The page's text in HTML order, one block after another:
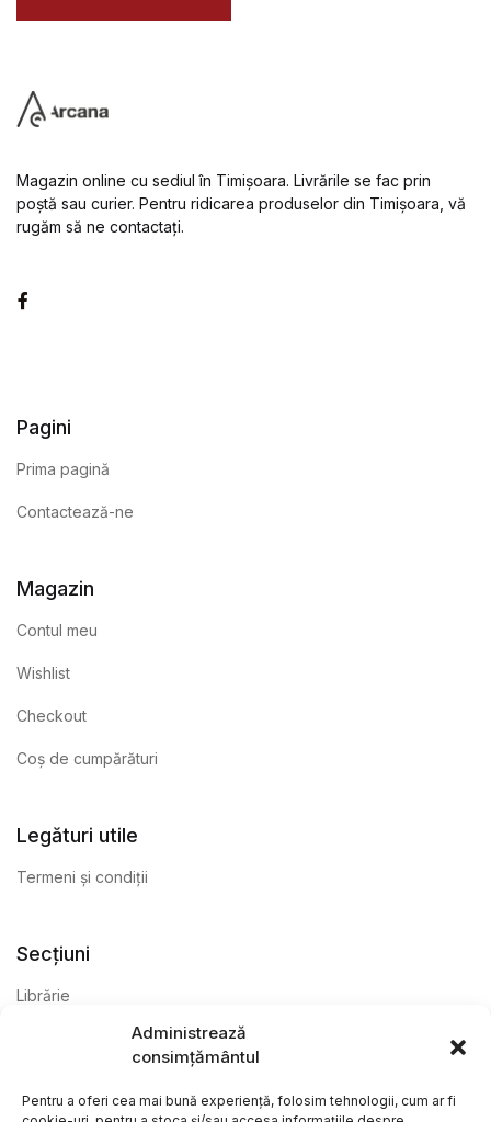
Administrează
consimțământul
Pentru a oferi cea mai bună experiență, folosim tehnologii, cum ar fi
Magazin online cu sediul în Timișoara. Livrările se fac prin
poștă sau curier. Pentru ridicarea produselor din Timișoara, vă
rugăm să ne contactați.
Pagini
Prima pagină
Contactează-ne
Magazin
Contul meu
Wishlist
Checkout
Coș de cumpărături
Legături utile
Termeni și condiții
Secțiuni
Librărie